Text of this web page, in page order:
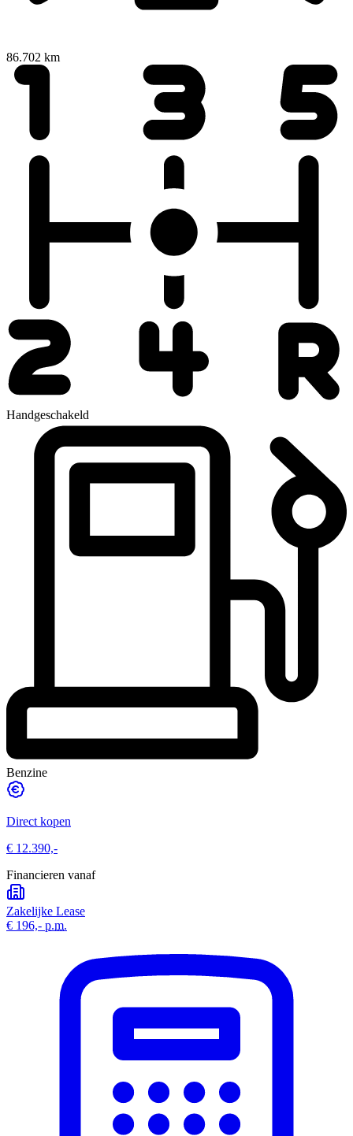
86.702 km
Handgeschakeld
Benzine
Direct kopen
€ 12.390,-
Financieren vanaf
Zakelijke Lease
€ 196,- p.m.